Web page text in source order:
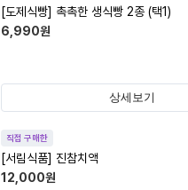
[도제식빵] 촉촉한 생식빵 2종 (택1)
6,990원
상세보기
직접 구매한
[서림식품] 진참치액
12,000원